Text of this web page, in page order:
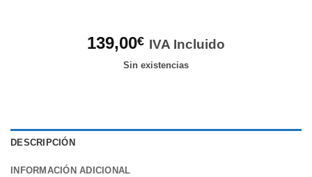
139,00€ IVA Incluido
Sin existencias
DESCRIPCIÓN
INFORMACIÓN ADICIONAL